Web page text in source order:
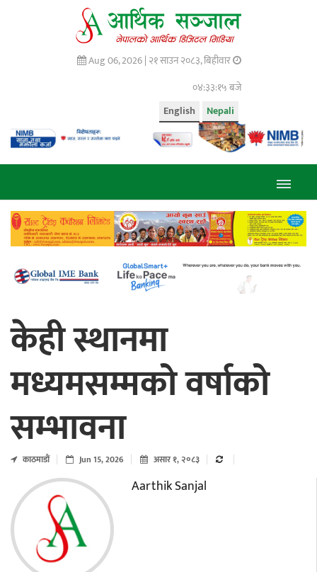
Aug 06, 2026 | २१ साउन २०८३, बिहीवार
०४:३३:१६ बजे
Nepali
English
केही स्थानमा
मध्यमसम्मको वर्षाको
सम्भावना
काठमाडाैं Jun 15, 2026 असार १, २०८३
Aarthik Sanjal